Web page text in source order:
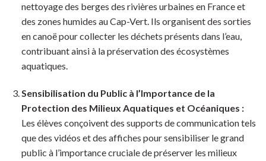
nettoyage des berges des rivières urbaines en France et
des zones humides au Cap-Vert. Ils organisent des sorties
en canoë pour collecter les déchets présents dans l’eau,
contribuant ainsi à la préservation des écosystèmes
aquatiques.
Sensibilisation du Public à l’Importance de la
Protection des Milieux Aquatiques et Océaniques :
Les élèves conçoivent des supports de communication tels
que des vidéos et des affiches pour sensibiliser le grand
public à l’importance cruciale de préserver les milieux